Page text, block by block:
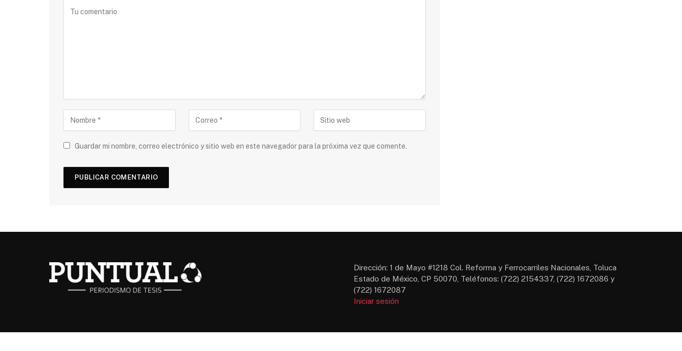
Guardar mi nombre, correo electrónico y sitio web en este navegador para la próxima vez que comente.
Dirección: 1 de Mayo #1218 Col. Reforma y Ferrocarriles Nacionales, Toluca
Estado de México, CP 50070, Teléfonos: (722) 2154337, (722) 1672086 y
(722) 1672087
Iniciar sesión